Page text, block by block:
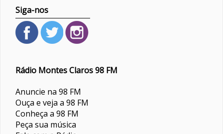
Siga-nos
Rádio Montes Claros 98 FM
Anuncie na 98 FM
Ouça e veja a 98 FM
Conheça a 98 FM
Peça sua música